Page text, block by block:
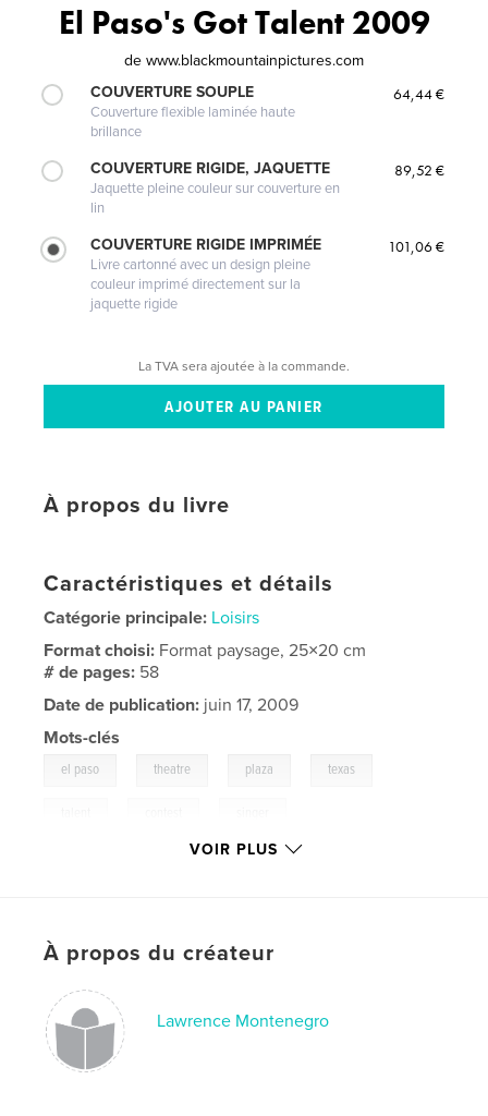
El Paso's Got Talent 2009
de www.blackmountainpictures.com
COUVERTURE SOUPLE
Couverture flexible laminée haute
brillance
64,44 €
COUVERTURE RIGIDE, JAQUETTE
Jaquette pleine couleur sur couverture en
lin
89,52 €
COUVERTURE RIGIDE IMPRIMÉE
Livre cartonné avec un design pleine
couleur imprimé directement sur la
jaquette rigide
101,06 €
La TVA sera ajoutée à la commande.
À propos du livre
Caractéristiques et détails
Catégorie principale: Loisirs
Format choisi: Format paysage, 25×20 cm
# de pages: 58
Date de publication: juin 17, 2009
Mots-clés
el paso theatre plaza texas
VOIR PLUS
À propos du créateur
Lawrence Montenegro